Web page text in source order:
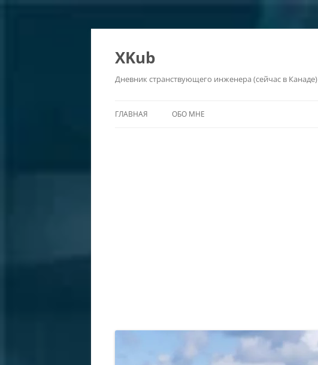
Перейти
содержимому
XKub
Дневник странствующего инженера (сейчас в Канаде)
ГЛАВНАЯ ОБО МНЕ